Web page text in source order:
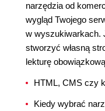
narzędzia od
wygląd Twojego
w wyszukiwarkach.
stworzyć własną
lekturę
HTML, CMS czy
Kiedy wybrać